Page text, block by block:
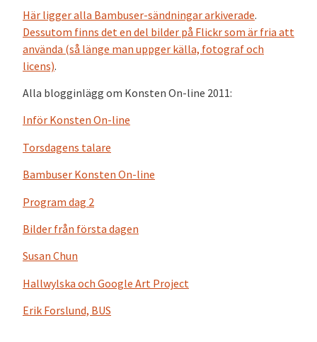
Här ligger alla Bambuser-sändningar arkiverade.
Dessutom finns det en del bilder på Flickr som är fria att
använda (så länge man uppger källa, fotograf och
licens).
Alla blogginlägg om Konsten On-line 2011:
Inför Konsten On-line
Torsdagens talare
Bambuser Konsten On-line
Program dag 2
Bilder från första dagen
Susan Chun
Hallwylska och Google Art Project
Erik Forslund, BUS